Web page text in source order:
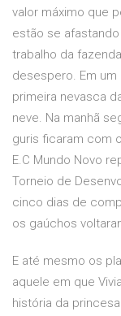
valor máximo que
estão se
trabalho da
desespero. Em
primeira nevasca
neve. Na manhã
guris ficaram com
E.C Mundo Novo
Torneio de
cinco dias de
os gaúchos
E até mesmo os
aquele em que
história da